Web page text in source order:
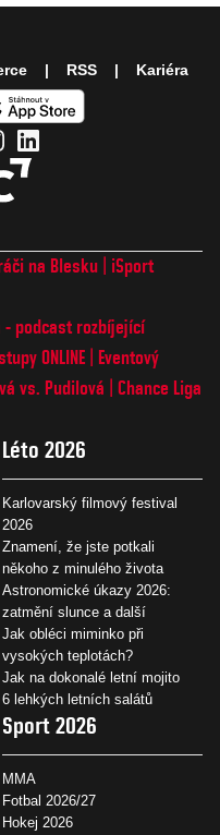
na Blesku
iSport
- podcast rozbíjející
ONLINE
Eventový
vs. Pudilová
Chance Liga
Léto 2026
Karlovarský filmový festival
2026
Znamení, že jste potkali
někoho z minulého života
Astronomické úkazy 2026:
zatmění slunce a další
Jak obléci miminko při
vysokých teplotách?
Jak na dokonalé letní mojito
6 lehkých letních salátů
Sport 2026
MMA
Fotbal 2026/27
Hokej 2026
RSS Kariéra